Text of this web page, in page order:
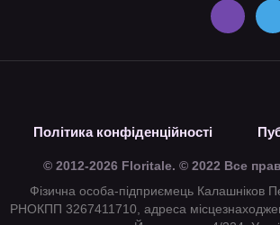
Політика конфіденційності
© 2012-2026 Floritale. © 2022 Все
Фізична особа-підприємець Калашніков
РНОКПП 3267411710, адреса